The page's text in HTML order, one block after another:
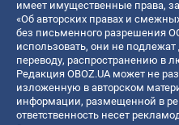
имеет имущественные права,
«Об авторских правах и
без письменного разрешения
использовать, они не
переводу, распространению в
Редакция OBOZ.UA может не
изложенную в авторском
информации, размещенной в
ответственность несет